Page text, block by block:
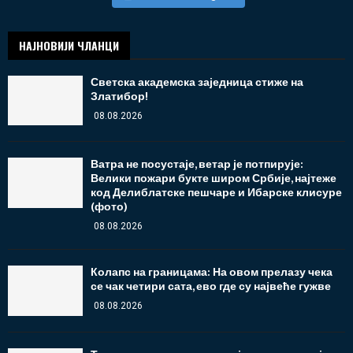
НАЈНОВИЈИ ЧЛАНЦИ
Светска академска заједница стиже на
Златибор!
08.08.2026
Ватра не посустаје, ветар је потпирује:
Велики пожари букте широм Србије, најтеже
код Делиблатске пешчаре и Ибарске клисуре
(фото)
08.08.2026
Колапс на границама: На овом прелазу чека
се чак четири сата, ево где су највеће гужве
08.08.2026